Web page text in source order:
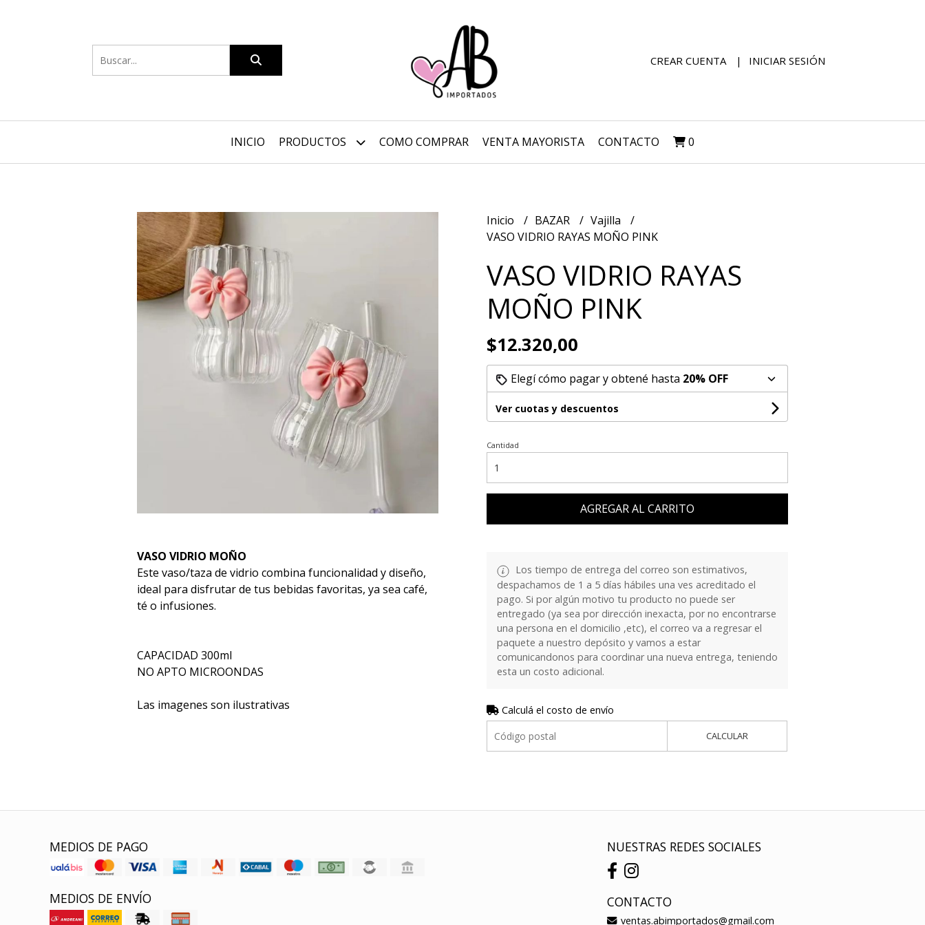
CREAR CUENTA INICIAR SESIÓN
INICIO PRODUCTOS COMO COMPRAR VENTA MAYORISTA CONTACTO 0
VASO VIDRIO MOÑO
Este vaso/taza de vidrio combina funcionalidad y diseño,
ideal para disfrutar de tus bebidas favoritas, ya sea café,
té o infusiones.
CAPACIDAD 300ml
NO APTO MICROONDAS
Las imagenes son ilustrativas
Inicio BAZAR
Vajilla
VASO VIDRIO RAYAS MOÑO PINK
VASO VIDRIO RAYAS
MOÑO PINK
$12.320,00
Elegí cómo pagar y obtené hasta 20% OFF
Ver cuotas y descuentos
Cantidad
AGREGAR AL CARRITO
Los tiempo de entrega del correo son estimativos,
despachamos de 1 a 5 días hábiles una ves acreditado el
pago. Si por algún motivo tu producto no puede ser
entregado (ya sea por dirección inexacta, por no encontrarse
una persona en el domicilio ,etc), el correo va a regresar el
paquete a nuestro depósito y vamos a estar
comunicandonos para coordinar una nueva entrega, teniendo
esta un costo adicional.
Calculá el costo de envío
CALCULAR
MEDIOS DE PAGO
MEDIOS DE ENVÍO
NUESTRAS REDES SOCIALES
CONTACTO
ventas.abimportados@gmail.com